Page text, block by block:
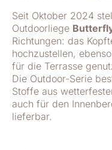
Seit Oktober 2024
Outdoorliege
Richtungen: das
hochzustellen,
für die Terrasse
Die Outdoor-Serie
Stoffe aus
auch für den
lieferbar.